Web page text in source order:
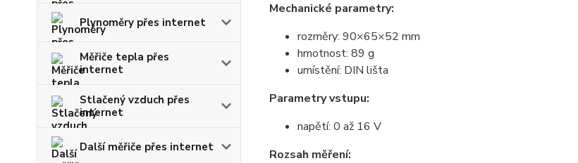
Plynoměry přes internet
Měřiče tepla přes
internet
Stlačený vzduch přes
internet
Další měřiče přes internet
Mechanické parametry:
rozměry: 90×65×52 mm
hmotnost: 89 g
umístění: DIN lišta
Parametry vstupu:
napětí: 0 až 16 V
Rozsah měření: